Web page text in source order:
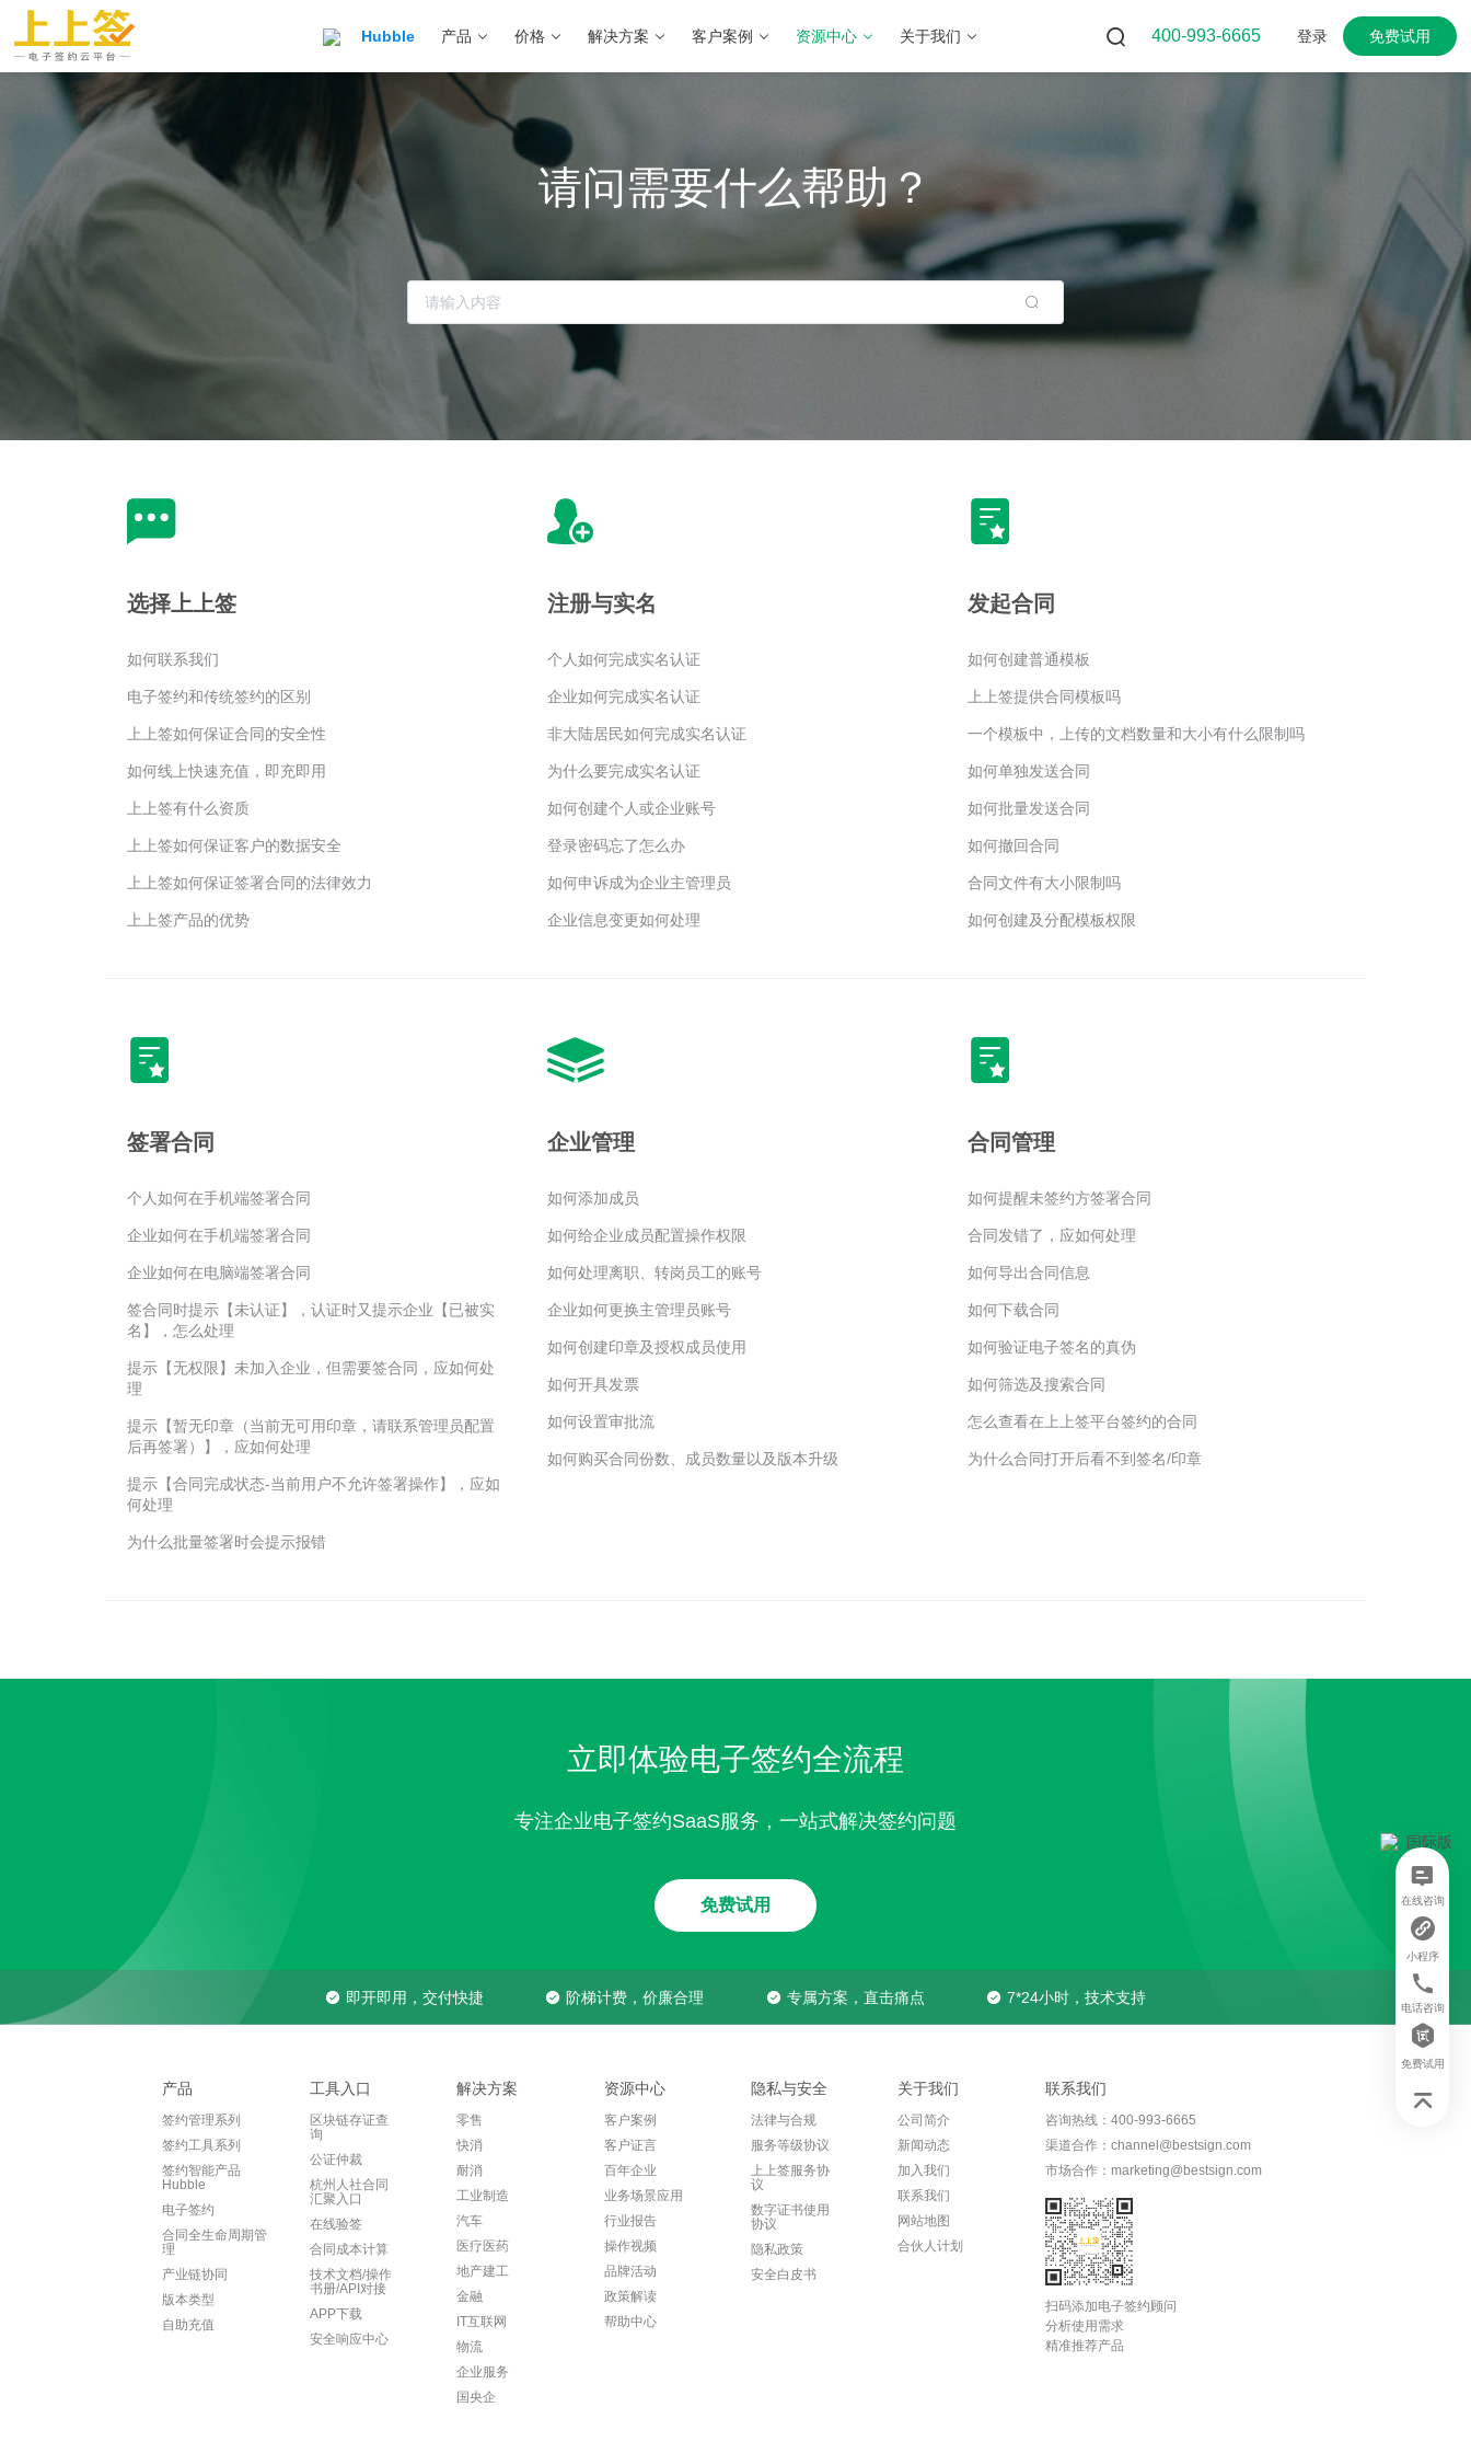
Hubble 产品 价格 解决方案 客户案例 资源中心 关于我们 400-993-6665 登录 免费试用
请问需要什么帮助？
选择上上签
如何联系我们
电子签约和传统签约的区别
上上签如何保证合同的安全性
如何线上快速充值，即充即用
上上签有什么资质
上上签如何保证客户的数据安全
上上签如何保证签署合同的法律效力
上上签产品的优势
注册与实名
个人如何完成实名认证
企业如何完成实名认证
非大陆居民如何完成实名认证
为什么要完成实名认证
如何创建个人或企业账号
登录密码忘了怎么办
如何申诉成为企业主管理员
企业信息变更如何处理
发起合同
如何创建普通模板
上上签提供合同模板吗
一个模板中，上传的文档数量和大小有什么限制吗
如何单独发送合同
如何批量发送合同
如何撤回合同
合同文件有大小限制吗
如何创建及分配模板权限
签署合同
个人如何在手机端签署合同
企业如何在手机端签署合同
企业如何在电脑端签署合同
签合同时提示【未认证】，认证时又提示企业【已被实
名】，怎么处理
提示【无权限】未加入企业，但需要签合同，应如何处
理
提示【暂无印章（当前无可用印章，请联系管理员配置
后再签署）】，应如何处理
提示【合同完成状态-当前用户不允许签署操作】，应如
何处理
为什么批量签署时会提示报错
企业管理
如何添加成员
如何给企业成员配置操作权限
如何处理离职、转岗员工的账号
企业如何更换主管理员账号
如何创建印章及授权成员使用
如何开具发票
如何设置审批流
如何购买合同份数、成员数量以及版本升级
合同管理
如何提醒未签约方签署合同
合同发错了，应如何处理
如何导出合同信息
如何下载合同
如何验证电子签名的真伪
如何筛选及搜索合同
怎么查看在上上签平台签约的合同
为什么合同打开后看不到签名/印章
立即体验电子签约全流程
专注企业电子签约SaaS服务，一站式解决签约问题
免费试用
即开即用，交付快捷 阶梯计费，价廉合理 专属方案，直击痛点 7*24小时，技术支持
产品
签约管理系列
签约工具系列
签约智能产品
Hubble
电子签约
合同全生命周期管
理
产业链协同
版本类型
自助充值
工具入口
区块链存证查
询
公证仲裁
杭州人社合同
汇聚入口
在线验签
合同成本计算
技术文档/操作
书册/API对接
APP下载
安全响应中心
解决方案
零售
快消
耐消
工业制造
汽车
医疗医药
地产建工
金融
IT互联网
物流
企业服务
国央企
资源中心
客户案例
客户证言
百年企业
业务场景应用
行业报告
操作视频
品牌活动
政策解读
帮助中心
隐私与安全
法律与合规
服务等级协议
上上签服务协
议
数字证书使用
协议
隐私政策
安全白皮书
关于我们
公司简介
新闻动态
加入我们
联系我们
网站地图
合伙人计划
联系我们
咨询热线：400-993-6665
渠道合作：channel@bestsign.com
市场合作：marketing@bestsign.com
扫码添加电子签约顾问
分析使用需求
精准推荐产品
在线咨询
小程序
电话咨询
免费试用